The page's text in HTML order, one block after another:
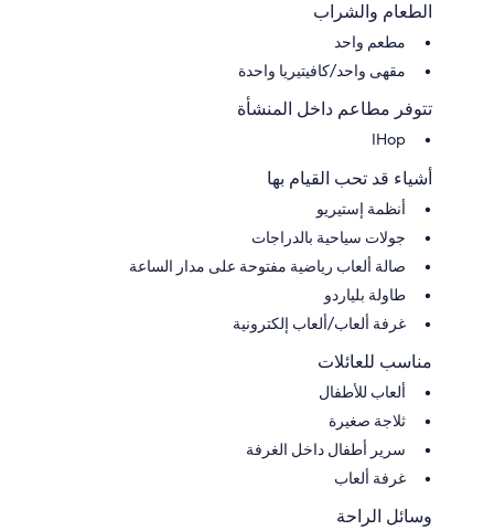
الطعام والشراب
مطعم واحد
مقهى واحد/كافيتيريا واحدة
تتوفر مطاعم داخل المنشأة
IHop
أشياء قد تحب القيام بها
أنظمة إستيريو
جولات سياحية بالدراجات
صالة ألعاب رياضية مفتوحة على مدار الساعة
طاولة بلياردو
غرفة ألعاب/ألعاب إلكترونية
مناسب للعائلات
ألعاب للأطفال
ثلاجة صغيرة
سرير أطفال داخل الغرفة
غرفة ألعاب
وسائل الراحة